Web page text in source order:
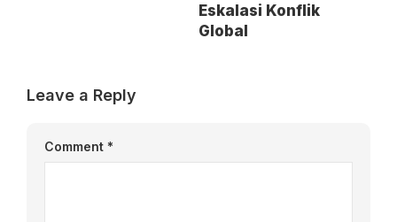
Eskalasi Konflik
Global
Leave a Reply
Comment *